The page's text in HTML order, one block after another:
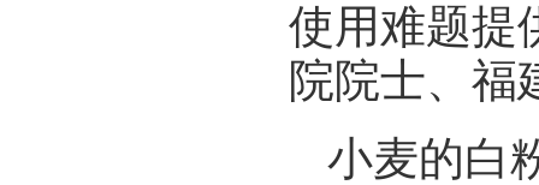
使用难题提
院院士、福
小麦的白